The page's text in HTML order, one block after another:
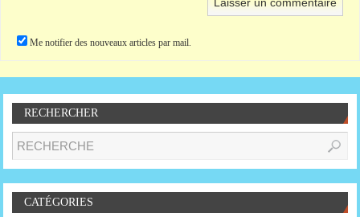
Me notifier des nouveaux articles par mail.
RECHERCHER
CATÉGORIES